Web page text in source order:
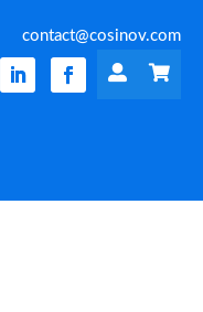
contact@cosinov.com
 